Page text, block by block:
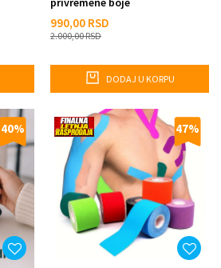
990,00 RSD
2.000,00RSD
DODAJ U KORPU
40% 47%